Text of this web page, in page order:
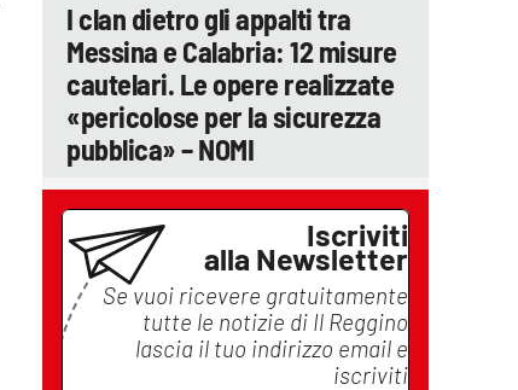
I clan dietro gli appalti tra
Messina e Calabria: 12 misure
cautelari. Le opere realizzate
«pericolose per la sicurezza
pubblica» – NOMI
Iscriviti
alla Newsletter
Se vuoi ricevere gratuitamente
tutte le notizie di Il Reggino
lascia il tuo indirizzo email e
iscriviti